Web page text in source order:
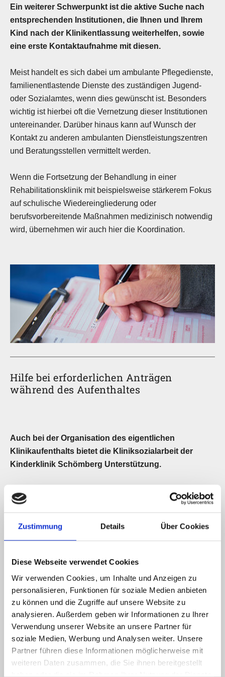
Zustimmung Details Über Cookies
Diese Webseite verwendet Cookies
Wir verwenden Cookies, um Inhalte und Anzeigen zu
personalisieren, Funktionen für soziale Medien anbieten
zu können und die Zugriffe auf unsere Website zu
analysieren. Außerdem geben wir Informationen zu Ihrer
Verwendung unserer Website an unsere Partner für
soziale Medien, Werbung und Analysen weiter. Unsere
Partner führen diese Informationen möglicherweise mit
weiteren Daten zusammen, die Sie ihnen bereitgestellt
haben oder die sie im Rahmen Ihrer Nutzung der Dienste
Ein weiterer Schwerpunkt ist die aktive Suche nach
entsprechenden Institutionen, die Ihnen und Ihrem
Kind nach der Klinikentlassung weiterhelfen, sowie
eine erste Kontaktaufnahme mit diesen.
Meist handelt es sich dabei um ambulante Pflegedienste,
familienentlastende Dienste des zuständigen Jugend-
oder Sozialamtes, wenn dies gewünscht ist. Besonders
wichtig ist hierbei oft die Vernetzung dieser Institutionen
untereinander. Darüber hinaus kann auf Wunsch der
Kontakt zu anderen ambulanten Dienstleistungszentren
und Beratungsstellen vermittelt werden.
Wenn die Fortsetzung der Behandlung in einer
Rehabilitationsklinik mit beispielsweise stärkerem Fokus
auf schulische Wiedereingliederung oder
berufsvorbereitende Maßnahmen medizinisch notwendig
wird, übernehmen wir auch hier die Koordination.
Hilfe bei erforderlichen Anträgen
während des Aufenthaltes
Auch bei der Organisation des eigentlichen
Klinikaufenthalts bietet die Kliniksozialarbeit der
Kinderklinik Schömberg Unterstützung.
Lange Klinikaufenthalte stellen für die gesamte Familie
des Patienten eine besondere Situation dar. Sie
müssen sich auf viel Neues einstellen und manches
umorganisieren. Wir unterstützen Sie darin von Anfang an
Zum Beispiel beantragen wir für Sie finanzielle Hilfen, um
die besonderen Belastungen im Zusammenhang mit dem
Klinikaufenthalt zu verringern. Hierzu zählen
Fahrtkosten in die Klinik
Verdienstausfall bei der Begleitperson
Kosten für eine Ferienwohnung während des